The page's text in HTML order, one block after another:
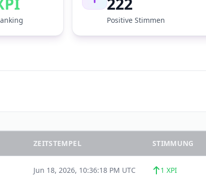
Positive Stimmen
ZEITSTEMPEL STIMMUNG
Jun 18, 2026, 10:36:18 PM UTC 1 XPI